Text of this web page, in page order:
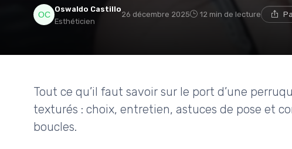
Oswaldo Castillo
Esthéticien
26 décembre 2025 12 min de lecture
Tout ce qu’il faut savoir sur le port d’une
texturés : choix, entretien, astuces de pose et
boucles.